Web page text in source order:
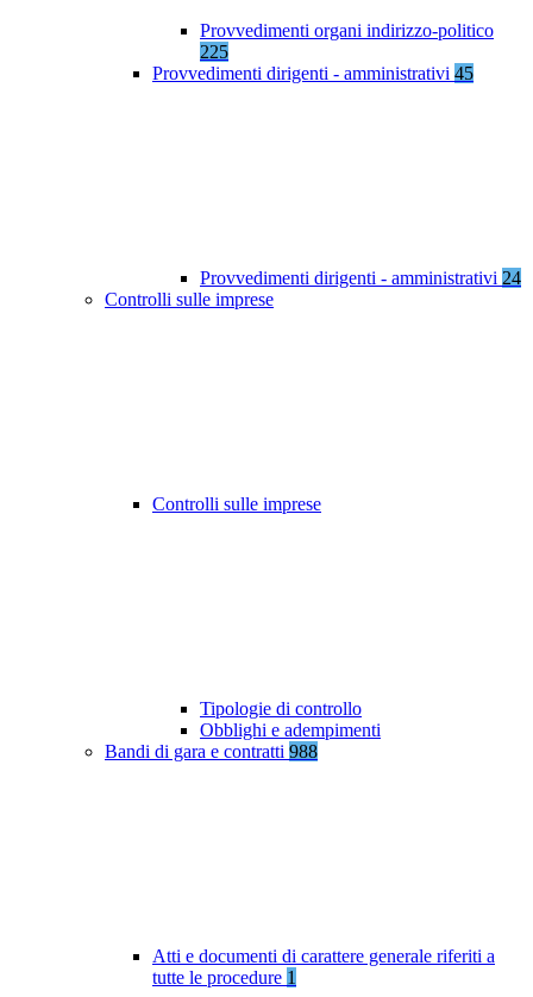
Provvedimenti organi indirizzo-politico
225
Provvedimenti dirigenti - amministrativi 45
Provvedimenti dirigenti - amministrativi 24
Controlli sulle imprese
Controlli sulle imprese
Tipologie di controllo
Obblighi e adempimenti
Bandi di gara e contratti 988
Atti e documenti di carattere generale riferiti a
tutte le procedure 1